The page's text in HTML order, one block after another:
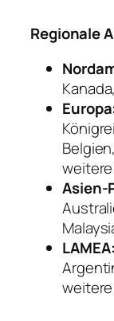
Regionale
weitere
Asien-
LAMEA:
weitere